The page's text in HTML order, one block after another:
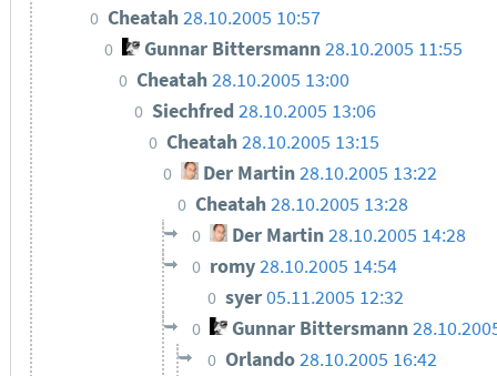
0 Cheatah28.10.2005 10:57
0 Gunnar Bittersmann28.10.2005 11:55
0 Cheatah28.10.2005 13:00
0 Siechfred 28.10.2005 13:06
0 Cheatah28.10.2005 13:15
0 Der Martin28.10.2005 13:22
0 Cheatah28.10.2005 13:28
0 Der Martin28.10.2005 14:28
0 romy28.10.2005 14:54
0 syer05.11.2005 12:32
0 Gunnar Bittersmann
0 Orlando28.10.2005 16:42